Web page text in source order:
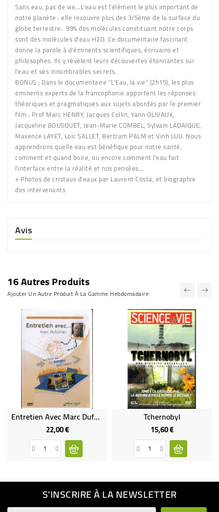
Sans eau, pas de vie...L'eau est l'élément le plus important de
notre planète : elle recouvre plus des 3/5ème de la surface du
globe terrestre. 99% des molécules constituant notre corps
sont des molécules d'eau H2O. Ce documentaire fascinant
donne la parole à d'éminents scientifiques, écrivains et
philosophes. Ils y révèlent leurs découvertes étonnantes sur
l'eau et ses innombrables secrets.
BONUS : Dans le documentaire "L'Eau, la vie" (2h15), les plus
eminents experts de la francophonie apportent les réponses
théoriques et pragmatiques aux sujets abordés par le premier
film : Prof Marc HENRY, Jacques Collin, Yann OLIVAUX,
Jacqueline BOUSQUET, Jean-Marie COMBEL, Sylvain LADAIQUE,
Maxence LAYET, Loïc SALLET, Bertram PALM et Vinh LUU. Nous
apprendrons quelle eau est bénéfique pour notre santé,
comment et quand boire, ou encore comment l'eau fait
l'interface entre la réalité et nos pensées...
+ Photos de cristaux d'eaux par Laurent Costa, et biographie
des intervenants
Avis
16 Autres Produits
Ajouter Un Autre Produit À La Gamme Hebdomadaire
Entretien Avec Marc Dufumier - Des Repères Pour Manger Autrement
22,00 €Prix
Tchernobyl
15,60 €Prix
S'INSCRIRE À LA NEWSLETTER